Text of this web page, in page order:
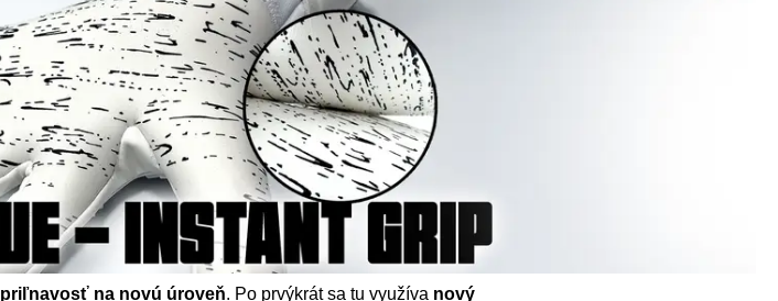
priľnavosť na novú úroveň. Po prvýkrát sa tu využíva nový